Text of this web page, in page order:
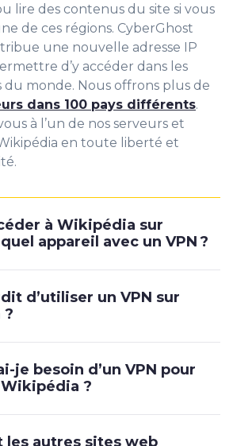
lire des contenus du site si vous
de ces régions. CyberGhost
une nouvelle adresse IP
d’y accéder dans les
du monde. Nous offrons plus de
dans 100 pays différents.
à l’un de nos serveurs et
en toute liberté et
à Wikipédia sur
appareil avec un VPN ?
d’utiliser un VPN sur
?
je besoin d’un VPN pour
?
les autres sites web